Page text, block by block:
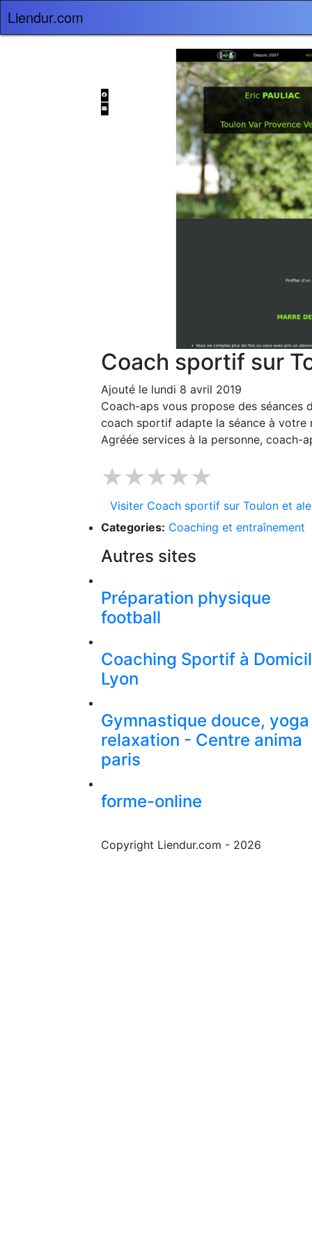
Liendur.com
Coach sportif sur
Ajouté le lundi 8 avril 2019
Coach-aps vous propose des
coach sportif adapte la séance à
Agréée services à la personne, coach-
★★★★★
Visiter Coach sportif sur Toulon et
Categories: Coaching et entraînement
Autres sites
Préparation physique
football
Coaching Sportif à
Lyon
Gymnastique douce, yoga
relaxation - Centre anima
paris
forme-online
Copyright Liendur.com - 2026